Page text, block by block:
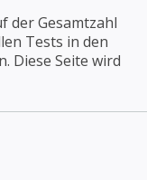
der Gesamtzahl
Tests in den
Diese Seite wird